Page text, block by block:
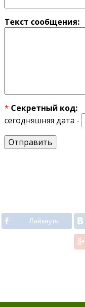
Текст сообщения:
* Секретный код:
сегодняшняя дата -
Лайкнуть